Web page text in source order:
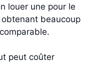
louer une pour le
obtenant beaucoup
peut coûter